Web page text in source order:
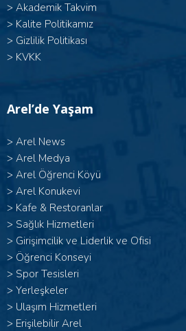
> Akademik Takvim
> Kalite Politikamız
> Gizlilik Politikası
> KVKK
Arel’de Yaşam
> Arel News
> Arel Medya
> Arel Öğrenci Köyü
> Arel Konukevi
> Kafe & Restoranlar
> Sağlık Hizmetleri
> Girişimcilik ve Liderlik ve Ofisi
> Öğrenci Konseyi
> Spor Tesisleri
> Yerleşkeler
> Ulaşım Hizmetleri
> Erişilebilir Arel